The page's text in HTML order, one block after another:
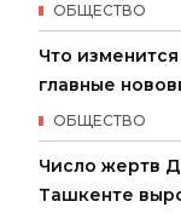
ОБЩЕСТВО
Что изменится
главные
ОБЩЕСТВО
Число жертв
Ташкенте